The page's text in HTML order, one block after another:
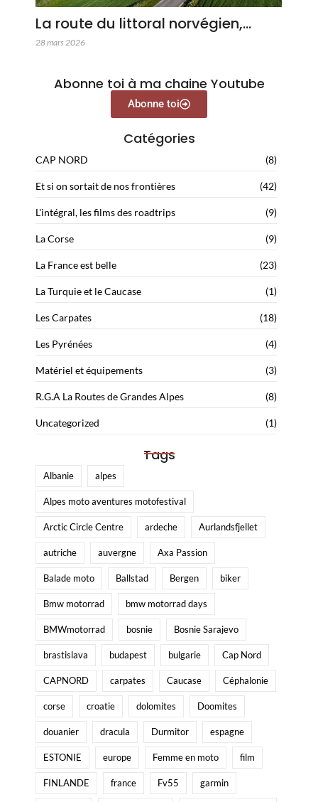
La route du littoral norvégien,…
28 mars 2026
Abonne toi à ma chaine Youtube
Abonne toi
Catégories
CAP NORD (8)
Et si on sortait de nos frontières (42)
L'intégral, les films des roadtrips (9)
La Corse (9)
La France est belle (23)
La Turquie et le Caucase (1)
Les Carpates (18)
Les Pyrénées (4)
Matériel et équipements (3)
R.G.A La Routes de Grandes Alpes (8)
Uncategorized (1)
Tags
Albanie alpes
Alpes moto aventures motofestival
Arctic Circle Centre ardeche Aurlandsfjellet
autriche auvergne Axa Passion
Balade moto Ballstad Bergen biker
Bmw motorrad bmw motorrad days
BMWmotorrad bosnie Bosnie Sarajevo
brastislava budapest bulgarie Cap Nord
CAPNORD carpates Caucase Céphalonie
corse croatie dolomites Doomites
douanier dracula Durmitor espagne
ESTONIE europe Femme en moto film
FINLANDE france Fv55 garmin